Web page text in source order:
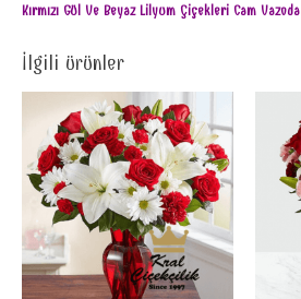
Kırmızı Gül Ve Beyaz Lilyum Çiçekleri Cam Vazoda
İlgili ürünler